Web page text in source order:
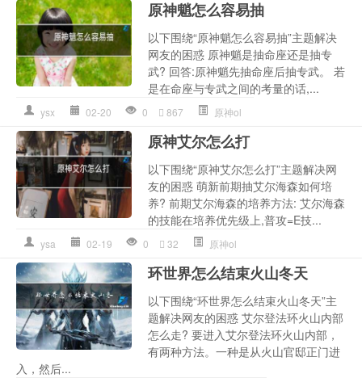
原神魈怎么容易抽
以下围绕“原神魈怎么容易抽”主题解决
网友的困惑 原神魈是抽命座还是抽专
武? 回答:原神魈先抽命座后抽专武。 若
是在命座与专武之间的考量的话,...
ysx 02-20 0 867 原神ol
原神艾尔怎么打
以下围绕“原神艾尔怎么打”主题解决网
友的困惑 萌新前期抽艾尔海森如何培
养? 前期艾尔海森的培养方法: 艾尔海森
的技能在培养优先级上,普攻=E技...
ysa 02-19 0 32 原神ol
环世界怎么结束火山冬天
以下围绕“环世界怎么结束火山冬天”主
题解决网友的困惑 艾尔登法环火山内部
怎么走? 要进入艾尔登法环火山内部，
有两种方法。一种是从火山官邸正门进
入，然后...